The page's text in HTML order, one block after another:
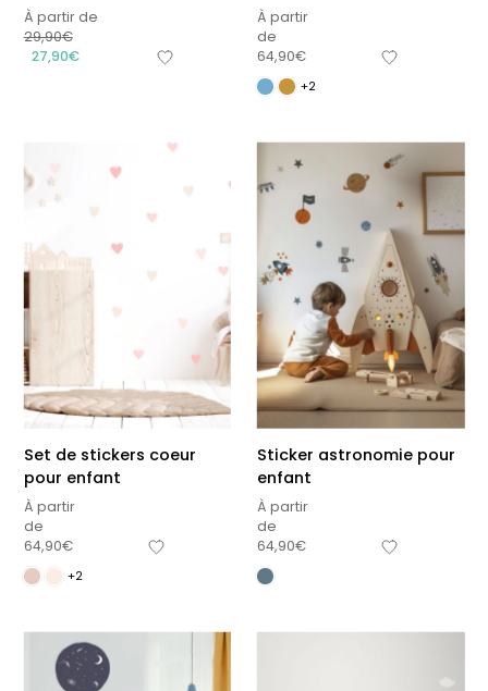
À partir de
29,90€
27,90€
À partir
de
64,90€
+2
Set de stickers coeur
pour enfant
À partir
de
64,90€
+2
Sticker astronomie pour
enfant
À partir
de
64,90€